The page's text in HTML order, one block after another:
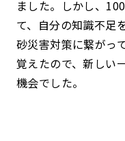
ました。しかし、
て、自分の知識不足
砂災害対策に繋がっ
覚えたので、新しい
機会でした。